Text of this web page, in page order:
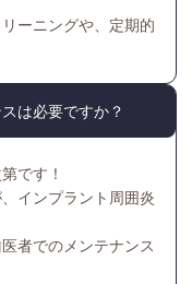
ーニングや、定期的
は必要ですか？
です！
インプラント周囲炎
者でのメンテナンス